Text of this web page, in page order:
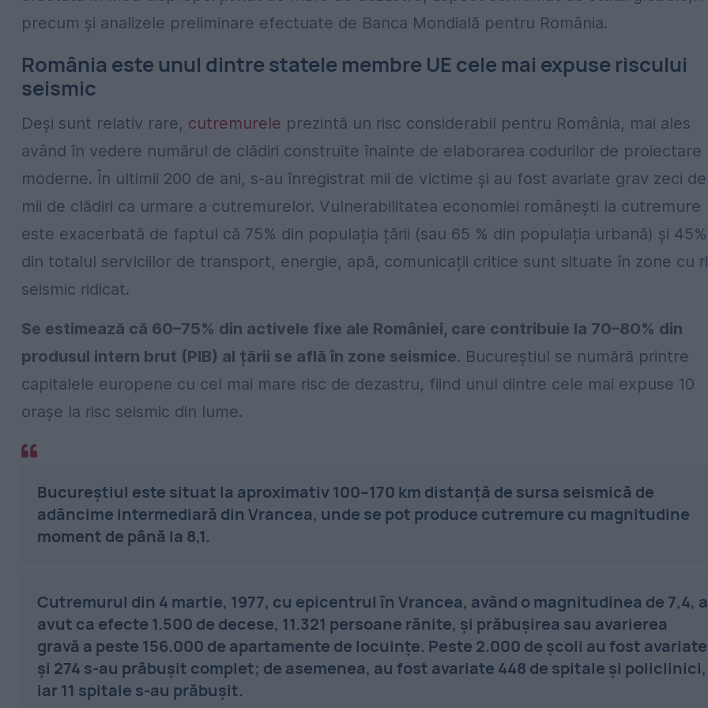
precum și analizele preliminare efectuate de Banca Mondială pentru România.
România este unul dintre statele membre UE cele mai expuse riscului
seismic
Deși sunt relativ rare, cutremurele prezintă un risc considerabil pentru România, mai ales
având în vedere numărul de clădiri construite înainte de elaborarea codurilor de proiectare
moderne. În ultimii 200 de ani, s-au înregistrat mii de victime și au fost avariate grav zeci de
mii de clădiri ca urmare a cutremurelor. Vulnerabilitatea economiei românești la cutremure
este exacerbată de faptul că 75% din populația țării (sau 65 % din populația urbană) și 45%
din totalul serviciilor de transport, energie, apă, comunicații critice sunt situate în zone cu
seismic ridicat.
Se estimează că 60–75% din activele fixe ale României, care contribuie la 70–80% din
produsul intern brut (PIB) al țării se află în zone seismice. Bucureștiul se numără printre
capitalele europene cu cel mai mare risc de dezastru, fiind unul dintre cele mai expuse 10
orașe la risc seismic din lume.
Bucureștiul este situat la aproximativ 100–170 km distanță de sursa seismică de
adâncime intermediară din Vrancea, unde se pot produce cutremure cu magnitudine
moment de până la 8,1.
Cutremurul din 4 martie, 1977, cu epicentrul în Vrancea, având o magnitudinea de 7,4, a
avut ca efecte 1.500 de decese, 11.321 persoane rănite, și prăbușirea sau avarierea
gravă a peste 156.000 de apartamente de locuințe. Peste 2.000 de școli au fost avariate
și 274 s-au prăbușit complet; de asemenea, au fost avariate 448 de spitale și policlinici,
iar 11 spitale s-au prăbușit.